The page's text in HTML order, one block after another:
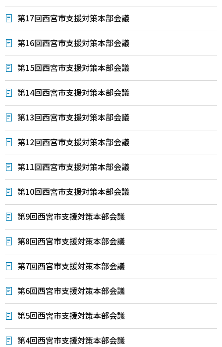
第17回西宮市支援対策本部会議
第16回西宮市支援対策本部会議
第15回西宮市支援対策本部会議
第14回西宮市支援対策本部会議
第13回西宮市支援対策本部会議
第12回西宮市支援対策本部会議
第11回西宮市支援対策本部会議
第10回西宮市支援対策本部会議
第9回西宮市支援対策本部会議
第8回西宮市支援対策本部会議
第7回西宮市支援対策本部会議
第6回西宮市支援対策本部会議
第5回西宮市支援対策本部会議
第4回西宮市支援対策本部会議